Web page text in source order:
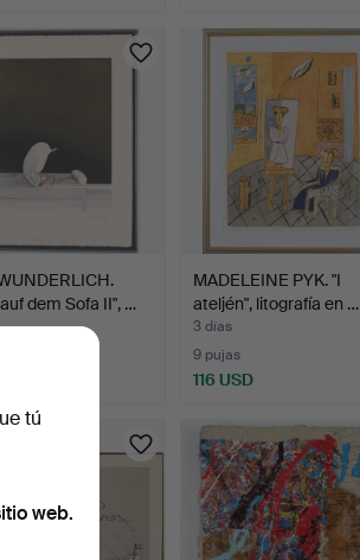
dem Sofa II", …
MADELEINE PYK. "I
ateljén", litografía en …
3 días
9 pujas
116 USD
tú
web.